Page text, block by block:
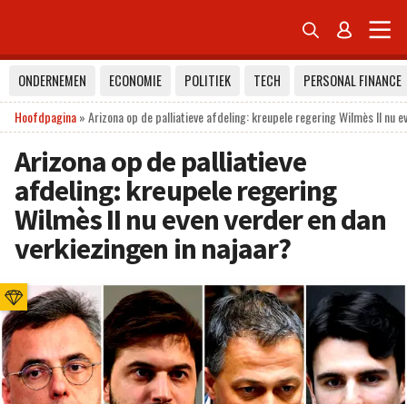
 
ONDERNEMEN ECONOMIE POLITIEK TECH
PERSONAL FINANCE
Hoofdpagina»Arizona op de palliatieve afdeling: kreupele regering Wilmès II nu
Arizona op de palliatieve
afdeling: kreupele regering
Wilmès II nu even verder en dan
verkiezingen in najaar?